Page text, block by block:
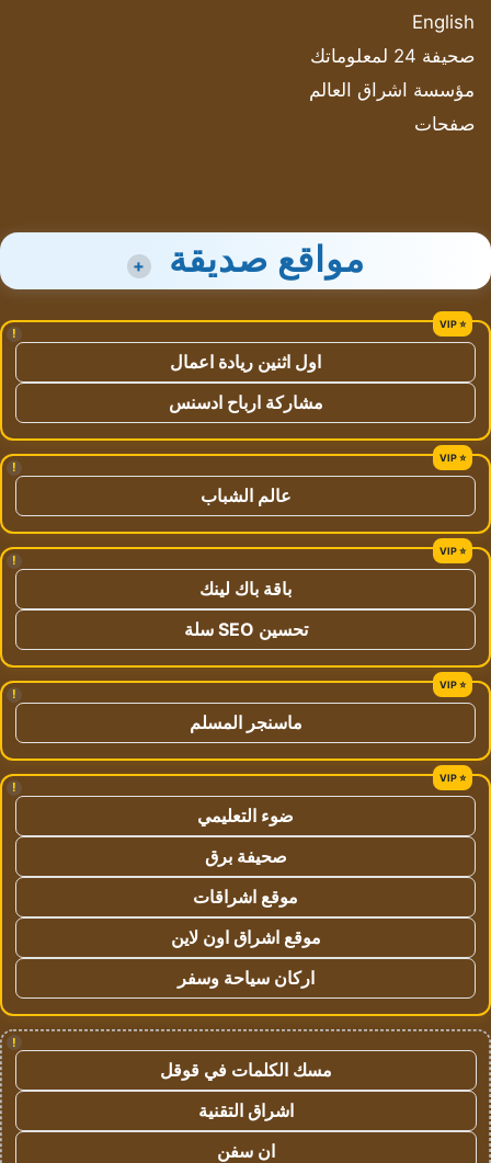
English
صحيفة 24 لمعلوماتك
مؤسسة اشراق العالم
صفحات
مواقع صديقة +
!
اول اثنين ريادة اعمال
مشاركة ارباح ادسنس
!
عالم الشباب
!
باقة باك لينك
تحسين SEO سلة
!
ماسنجر المسلم
!
ضوء التعليمي
صحيفة برق
موقع اشراقات
موقع اشراق اون لاين
اركان سياحة وسفر
!
مسك الكلمات في قوقل
اشراق التقنية
ان سفن